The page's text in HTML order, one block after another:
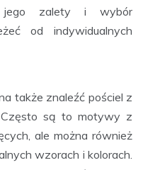
jego zalety i wybór
od indywidualnych
także znaleźć pościel z
są to motywy z
ale można również
wzorach i kolorach.